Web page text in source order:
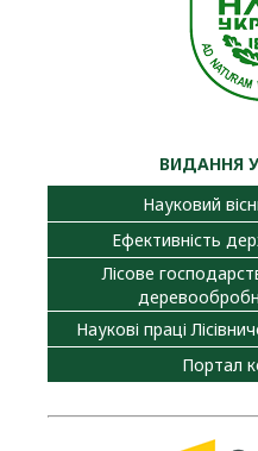
ВИДАННЯ
Науковий
Ефективність
Лісове
Наукові праці
Портал